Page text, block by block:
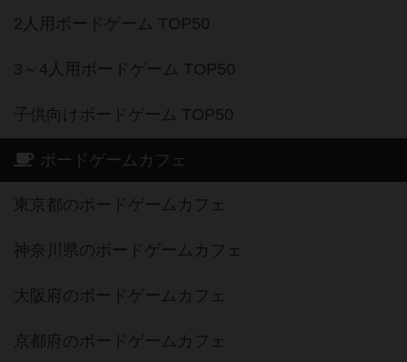
2人用ボードゲーム TOP50
3～4人用ボードゲーム TOP50
子供向けボードゲーム TOP50
ボードゲームカフェ
東京都のボードゲームカフェ
神奈川県のボードゲームカフェ
大阪府のボードゲームカフェ
京都府のボードゲームカフェ